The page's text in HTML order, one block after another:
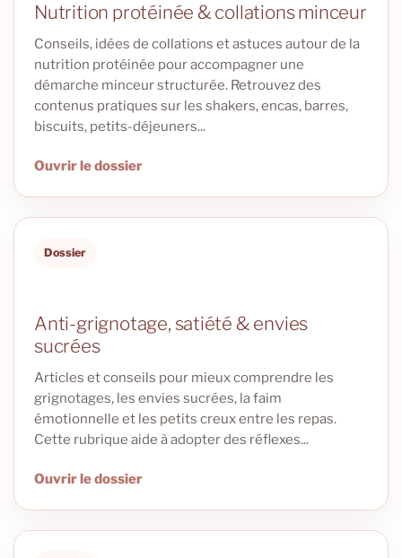
Nutrition protéinée & collations minceur
Conseils, idées de collations et astuces autour de la
nutrition protéinée pour accompagner une
démarche minceur structurée. Retrouvez des
contenus pratiques sur les shakers, encas, barres,
biscuits, petits-déjeuners...
Ouvrir le dossier
Dossier
Anti-grignotage, satiété & envies
sucrées
Articles et conseils pour mieux comprendre les
grignotages, les envies sucrées, la faim
émotionnelle et les petits creux entre les repas.
Cette rubrique aide à adopter des réflexes...
Ouvrir le dossier